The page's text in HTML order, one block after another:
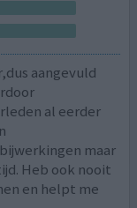
aangevuld
al eerder
maar
Heb ook nooit
en helpt me